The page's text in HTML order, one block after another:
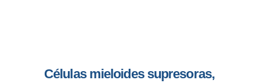
Células mieloides supresoras,